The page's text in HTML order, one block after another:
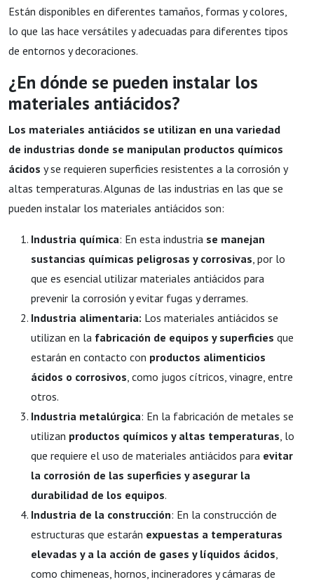
Están disponibles en diferentes tamaños, formas y colores,
lo que las hace versátiles y adecuadas para diferentes tipos
de entornos y decoraciones.
¿En dónde se pueden instalar los
materiales antiácidos?
Los materiales antiácidos se utilizan en una variedad
de industrias donde se manipulan productos químicos
ácidos y se requieren superficies resistentes a la corrosión y
altas temperaturas. Algunas de las industrias en las que se
pueden instalar los materiales antiácidos son:
Industria química: En esta industria se manejan
sustancias químicas peligrosas y corrosivas, por lo
que es esencial utilizar materiales antiácidos para
prevenir la corrosión y evitar fugas y derrames.
Industria alimentaria: Los materiales antiácidos se
utilizan en la fabricación de equipos y superficies que
estarán en contacto con productos alimenticios
ácidos o corrosivos, como jugos cítricos, vinagre, entre
otros.
Industria metalúrgica: En la fabricación de metales se
utilizan productos químicos y altas temperaturas, lo
que requiere el uso de materiales antiácidos para evitar
la corrosión de las superficies y asegurar la
durabilidad de los equipos.
Industria de la construcción: En la construcción de
estructuras que estarán expuestas a temperaturas
elevadas y a la acción de gases y líquidos ácidos,
como chimeneas, hornos, incineradores y cámaras de